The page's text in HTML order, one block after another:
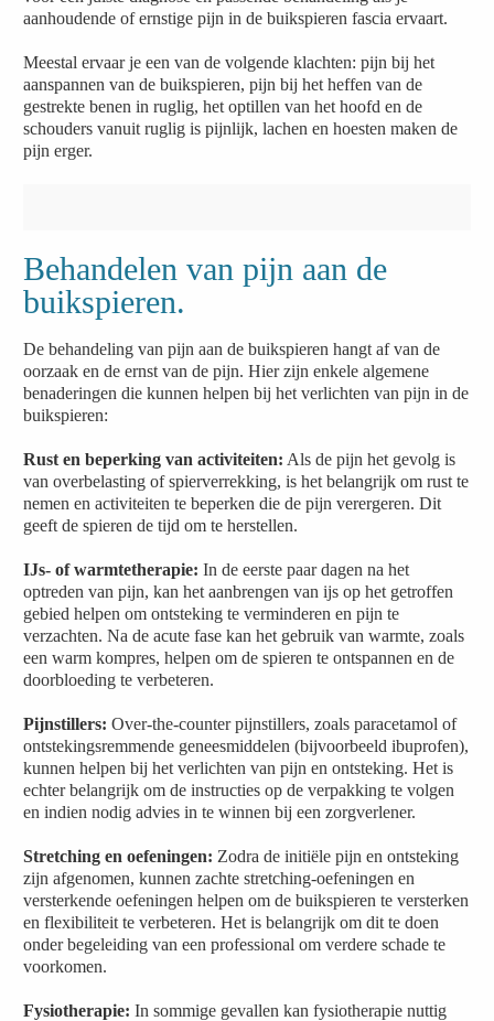
aanhoudende of ernstige pijn in de buikspieren fascia ervaart.
Meestal ervaar je een van de volgende klachten: pijn bij het
aanspannen van de buikspieren, pijn bij het heffen van de
gestrekte benen in ruglig, het optillen van het hoofd en de
schouders vanuit ruglig is pijnlijk, lachen en hoesten maken de
pijn erger.
Behandelen van pijn aan de
buikspieren.
De behandeling van pijn aan de buikspieren hangt af van de
oorzaak en de ernst van de pijn. Hier zijn enkele algemene
benaderingen die kunnen helpen bij het verlichten van pijn in de
buikspieren:
Rust en beperking van activiteiten: Als de pijn het gevolg is
van overbelasting of spierverrekking, is het belangrijk om rust te
nemen en activiteiten te beperken die de pijn verergeren. Dit
geeft de spieren de tijd om te herstellen.
IJs- of warmtetherapie: In de eerste paar dagen na het
optreden van pijn, kan het aanbrengen van ijs op het getroffen
gebied helpen om ontsteking te verminderen en pijn te
verzachten. Na de acute fase kan het gebruik van warmte, zoals
een warm kompres, helpen om de spieren te ontspannen en de
doorbloeding te verbeteren.
Pijnstillers: Over-the-counter pijnstillers, zoals paracetamol of
ontstekingsremmende geneesmiddelen (bijvoorbeeld ibuprofen),
kunnen helpen bij het verlichten van pijn en ontsteking. Het is
echter belangrijk om de instructies op de verpakking te volgen
en indien nodig advies in te winnen bij een zorgverlener.
Stretching en oefeningen: Zodra de initiële pijn en ontsteking
zijn afgenomen, kunnen zachte stretching-oefeningen en
versterkende oefeningen helpen om de buikspieren te versterken
en flexibiliteit te verbeteren. Het is belangrijk om dit te doen
onder begeleiding van een professional om verdere schade te
voorkomen.
Fysiotherapie: In sommige gevallen kan fysiotherapie nuttig